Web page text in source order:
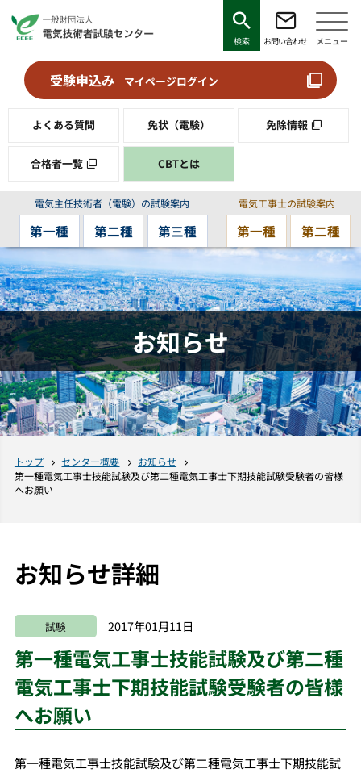
検索 お問い合わせ メニュー
よくある質問 免状（電験） 免除情報
合格者一覧 CBTとは
受験申込み マイページログイン
電気主任技術者（電験）の試験案内
第一種 第二種 第三種
電気工事士の試験案内
第一種 第二種
お知らせ
トップ センター概要
お知らせ
第一種電気工事士技能試験及び第二種電気工事士下期技能試験受験者の皆様
へお願い
お知らせ詳細
試験 2017年01月11日
第一種電気工事士技能試験及び第二種
電気工事士下期技能試験受験者の皆様
へお願い
第一種電気工事士技能試験及び第二種電気工事士下期技能試